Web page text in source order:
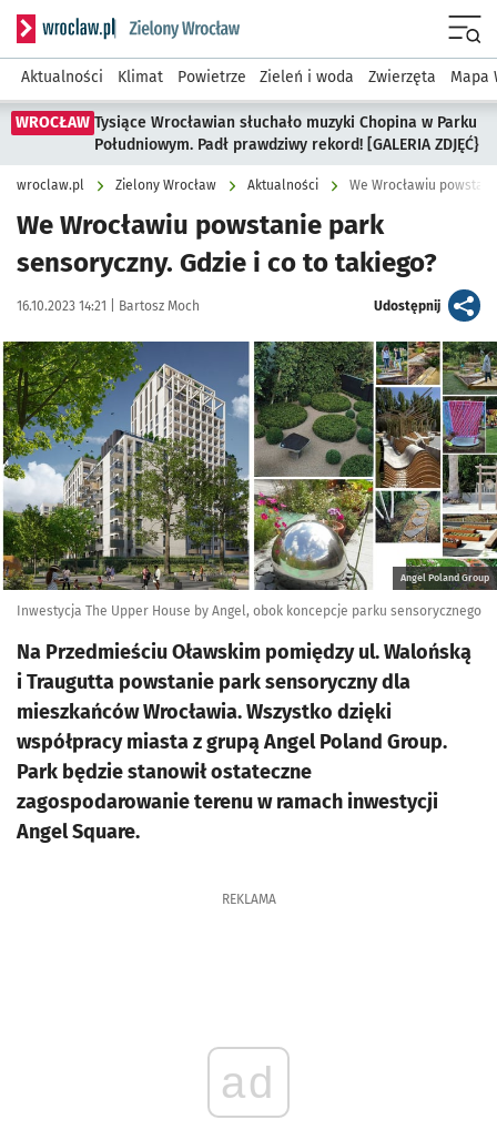
Serwis informacyjny wroclaw.pl podserwis: Środowisko we
Aktualności Klimat Powietrze Zieleń i woda Zwierzęta Mapa
WROCŁAW Tysiące Wrocławian słuchało muzyki Chopina w Parku
Południowym. Padł prawdziwy rekord! [GALERIA ZDJĘĆ}
wroclaw.pl Zielony Wrocław Aktualności We Wrocławiu
We Wrocławiu powstanie park
sensoryczny. Gdzie i co to takiego?
Data publikacji:
16.10.2023 14:21 | Autor:
Bartosz Moch Udostępnijartykuł
Kliknij, aby powiększyć
Angel Poland Group
Inwestycja The Upper House by Angel, obok koncepcje parku sensorycznego
Na Przedmieściu Oławskim pomiędzy ul. Walońską
i Traugutta powstanie park sensoryczny dla
mieszkańców Wrocławia. Wszystko dzięki
współpracy miasta z grupą Angel Poland Group.
Park będzie stanowił ostateczne
zagospodarowanie terenu w ramach inwestycji
Angel Square.
REKLAMA
ad